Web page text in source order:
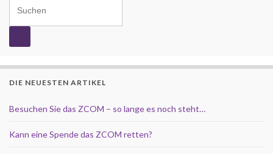
DIE NEUESTEN ARTIKEL
Besuchen Sie das ZCOM – so lange es noch steht…
Kann eine Spende das ZCOM retten?